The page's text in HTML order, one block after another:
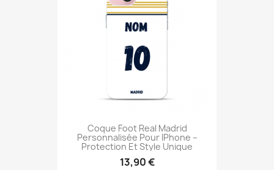
Coque Foot Real Madrid
Personnalisée Pour IPhone –
Protection Et Style Unique
13,90 €